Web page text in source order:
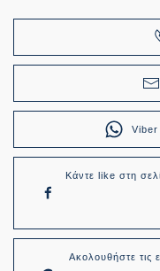
Κάντε like στη
Ακολουθήστε